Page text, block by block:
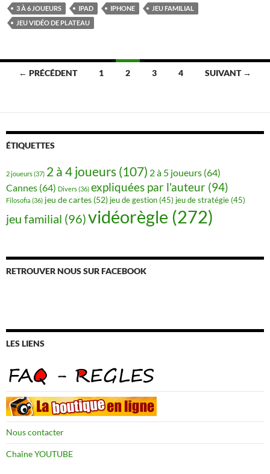
3 À 6 JOUEURS IPAD IPHONE
JEU FAMILIAL
JEU VIDÉO DE PLATEAU
Navigation
articles
← PRÉCÉDENT 1 2 3 4 SUIVANT →
ÉTIQUETTES
2 joueurs(37) 2 à 4 joueurs (107) 2 à 5 joueurs (64)
Cannes (64) Divers(36) expliquées par l'auteur (94)
Filosofia (36) jeu de cartes (52) jeu de gestion (45) jeu de stratégie (45)
jeu familial (96)vidéorègle (272)
RETROUVER NOUS SUR FACEBOOK
LES LIENS
Nous contacter
Chaîne YOUTUBE